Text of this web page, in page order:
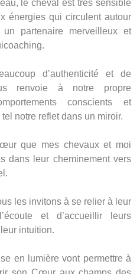
le cheval est très sensible
énergies qui circulent autour
partenaire merveilleux et
d’authenticité et de
renvoie à notre propre
conscients et
notre reflet dans un miroir.
que mes chevaux et moi
dans leur cheminement vers
les invitons à se relier à leur
et d’accueillir leurs
intuition.
en lumière vont permettre à